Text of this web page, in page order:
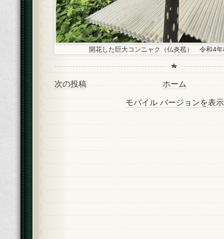
開花した巨大コンニャク（仏炎苞） 令和4
次の投稿
ホーム
モバイル バージョンを表示